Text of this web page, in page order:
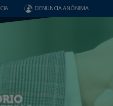
DENUNCIA ANÔNIMA